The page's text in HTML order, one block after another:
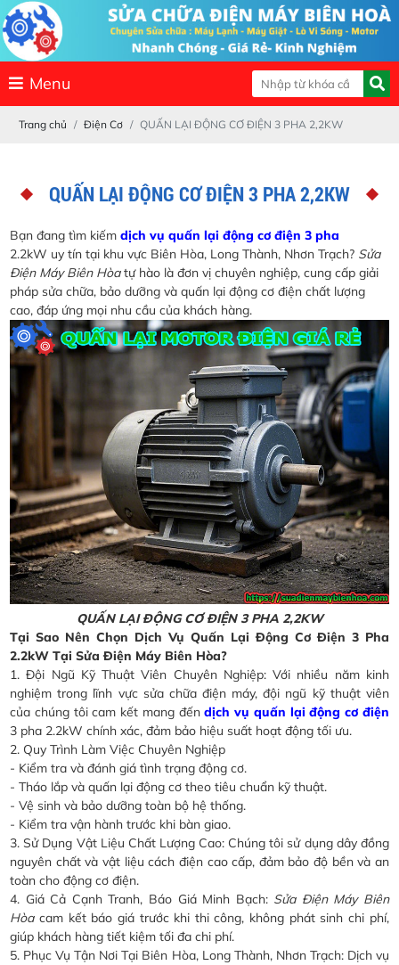
Menu
Trang chủ Điện Cơ QUẤN LẠI ĐỘNG CƠ ĐIỆN 3 PHA 2,2KW
QUẤN LẠI ĐỘNG CƠ ĐIỆN 3 PHA 2,2KW
Bạn đang tìm kiếmdịch vụ quấn lại động cơ điện 3 pha
2.2kW uy tín tại khu vực Biên Hòa, Long Thành, Nhơn Trạch? Sửa
Điện Máy Biên Hòatự hào là đơn vị chuyên nghiệp, cung cấp giải
pháp sửa chữa, bảo dưỡng và quấn lại động cơ điện chất lượng
cao, đáp ứng mọi nhu cầu của khách hàng.
QUẤN LẠI ĐỘNG CƠ ĐIỆN 3 PHA 2,2KW
Tại Sao Nên Chọn Dịch Vụ Quấn Lại Động Cơ Điện 3 Pha
2.2kW Tại Sửa Điện Máy Biên Hòa?
1. Đội Ngũ Kỹ Thuật Viên Chuyên Nghiệp: Với nhiều năm kinh
nghiệm trong lĩnh vực sửa chữa điện máy, đội ngũ kỹ thuật viên
của chúng tôi cam kết mang đếndịch vụ quấn lại động cơ điện
3 pha 2.2kW chính xác, đảm bảo hiệu suất hoạt động tối ưu.
2. Quy Trình Làm Việc Chuyên Nghiệp
- Kiểm tra và đánh giá tình trạng động cơ.
- Tháo lắp và quấn lại động cơ theo tiêu chuẩn kỹ thuật.
- Vệ sinh và bảo dưỡng toàn bộ hệ thống.
- Kiểm tra vận hành trước khi bàn giao.
3. Sử Dụng Vật Liệu Chất Lượng Cao: Chúng tôi sử dụng dây đồng
nguyên chất và vật liệu cách điện cao cấp, đảm bảo độ bền và an
toàn cho động cơ điện.
4. Giá Cả Cạnh Tranh, Báo Giá Minh Bạch: Sửa Điện Máy Biên
Hòacam kết báo giá trước khi thi công, không phát sinh chi phí,
giúp khách hàng tiết kiệm tối đa chi phí.
5. Phục Vụ Tận Nơi Tại Biên Hòa, Long Thành, Nhơn Trạch: Dịch vụ